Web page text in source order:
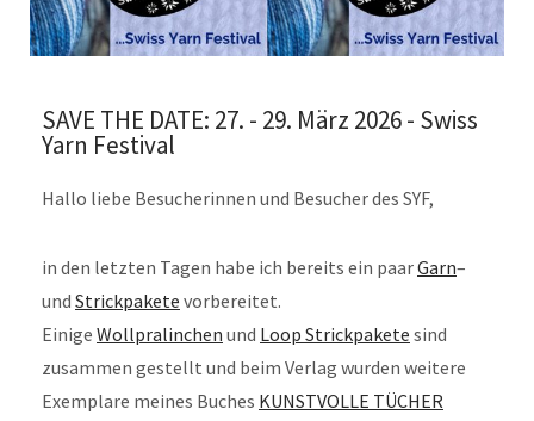
SAVE THE DATE: 27. - 29. März 2026 - Swiss
Yarn Festival
Hallo liebe Besucherinnen und Besucher des SYF,
in den letzten Tagen habe ich bereits ein paarGarn–
und Strickpakete vorbereitet.
Einige Wollpralinchen und Loop Strickpakete sind
zusammen gestellt und beim Verlag wurden weitere
Exemplare meines Buches KUNSTVOLLE TÜCHER